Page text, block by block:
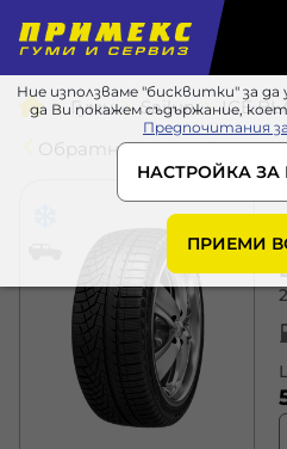
Ние използваме "бисквитки" за
да Ви покажем съдържание,
Предпочитания
НАСТРОЙКА ЗА
ПРИЕМИ
Гуми Sailun ICE
Обратно в списъка